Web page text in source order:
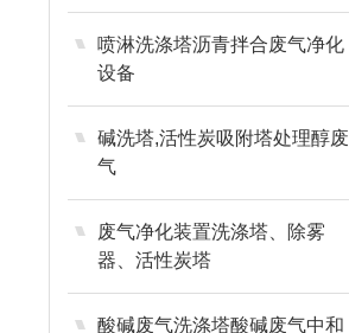
喷淋洗涤塔沥青拌合废气净化
设备
碱洗塔,活性炭吸附塔处理醇废
气
废气净化装置洗涤塔、除雾
器、活性炭塔
酸碱废气洗涤塔酸碱废气中和